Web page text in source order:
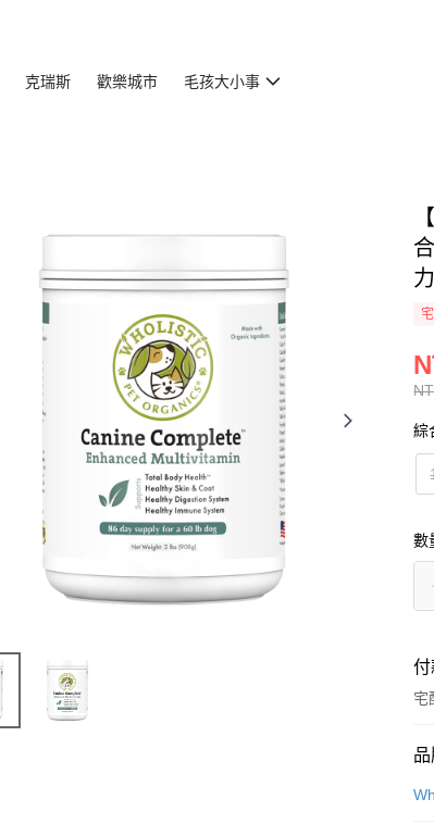
克瑞斯 歡樂城市 毛孩大小事
力
綜
數
宅
信